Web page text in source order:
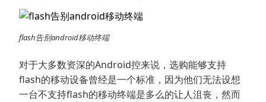
flash告别android移动终端
对于大多数资深的Android控来说，选购能够支持
flash的移动设备曾经是一个标准，因为他们无法设想
一台不支持flash的移动终端是多么的让人沮丧，然而